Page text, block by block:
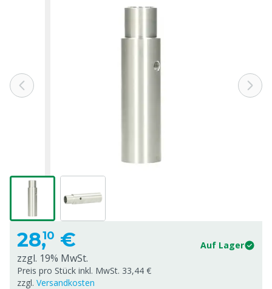
28,10 € Auf Lager
zzgl. 19% MwSt.
Preis pro Stück inkl. MwSt. 33,44 €
zzgl. Versandkosten